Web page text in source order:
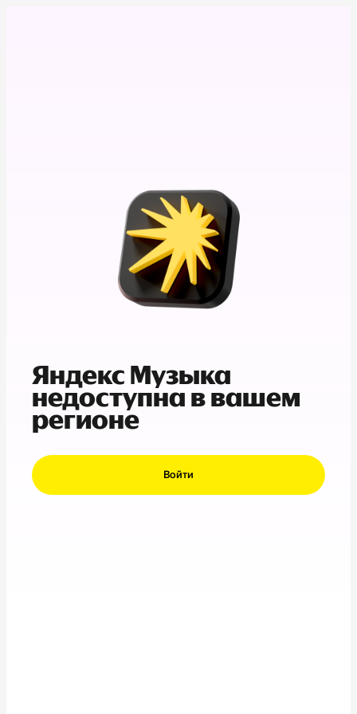
Яндекс Музыка
недоступна в вашем
регионе
Войти